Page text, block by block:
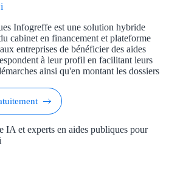
Infogreffe est une solution hybride
cabinet en financement et plateforme
entreprises de bénéficier des aides
à leur profil en facilitant leurs
ainsi qu'en montant les dossiers